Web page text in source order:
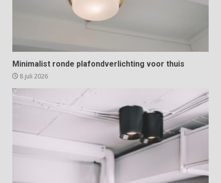
Minimalist ronde plafondverlichting voor thuis
8 juli 2026